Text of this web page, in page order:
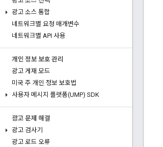
광고 소스 통합
네트워크별 요청 매개변수
네트워크별 API 사용
개인 정보 보호 관리
광고 게재 모드
미국 주 개인 정보 보호법
사용자 메시지 플랫폼(UMP) SDK
광고 문제 해결
광고 검사기
광고 로드 오류